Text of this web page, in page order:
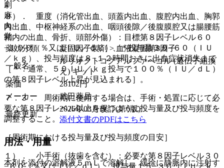
３）． 重度（消化管出血、頭蓋内出血、腹腔内出血、胸郭
内出血、中枢神経系の出血、咽頭後隙／後腹膜腔又は腸腰筋
鞘内の出血、骨折、頭部外傷）：目標第８因子レベル６０
−１００（％又はＩＵ／ｄＬ）、＊投与量３０−６０（ＩＵ
／ｋｇ）、投与頻度は８−１２時間おきに出血症状消失まで
［＊：通常、５０ＩＵ／ｋｇ投与で１００％（ＩＵ／ｄＬ）
の第８因子レベル上昇が見込まれる］。
７．３． 周術期に使用する場合は、手術・処置に応じて必
要な第８因子レベル以上を保つように投与量及び投与頻度を
調整すること。
［周術期における投与量及び投与頻度の目安］
１）． 小手術（抜歯を含む）：必要な第８因子レベル３０
−６０（％又はＩＵ／ｄＬ）、投与量１５−３０（ＩＵ／ｋ
劇
麻
向
覚
薬効分類
凝固因子製剤 > 血液凝固第8因子
一般名
ルリオクトコグアルファペゴル (遺伝子組換
え) キット
薬価
28102円
メーカー
武田薬品
最終更新
2026年03月改訂(第6版)
添付文書のPDFはこちら
用法・用量
本剤を添付の溶解液５ｍＬで溶解し、緩徐に静脈内に注射す